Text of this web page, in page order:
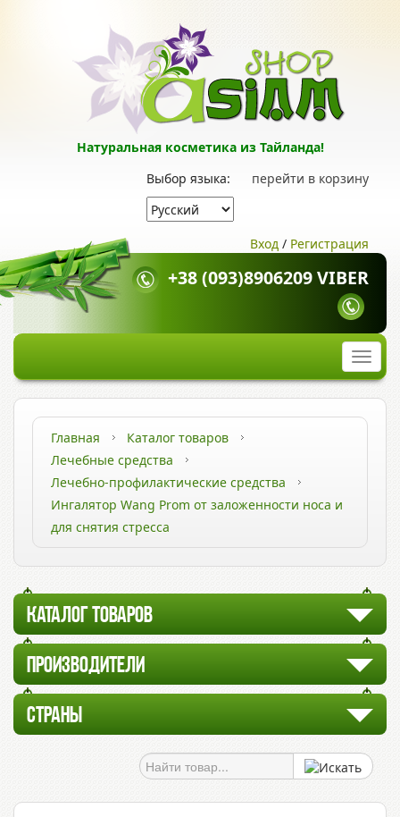
Натуральная косметика из Тайланда!
перейти в корзину
Выбор языка:
Вход / Регистрация
+38 (093)8906209 VIBER
Главная
Каталог товаров
Лечебные средства
Лечебно-профилактические средства
Ингалятор Wang Prom от заложенности носа и
для снятия стресса
КАТАЛОГ ТОВАРОВ
ПРОИЗВОДИТЕЛИ
СТРАНЫ